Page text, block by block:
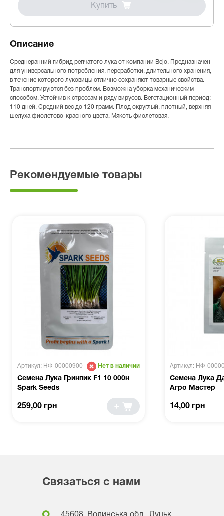
Купить
Описание
Среднеранний гибрид репчатого лука от компании Bejo. Предназначен
для универсального потребления, переработки, длительного хранения,
в течение которого луковицы отлично сохраняют товарные свойства.
Транспортируются без проблем. Возможна уборка механическим
способом. Устойчив к стрессам и ряду вирусов. Вегетационный период:
110 дней. Средний вес до 120 грамм. Плод округлый, плотный, верхняя
шелуха фиолетово-красного цвета, Мякоть фиолетовая.
Рекомендуемые товары
Артикул: НФ-00000900 Нет в наличии
Семена Лука Гринпик F1 10 000н
Spark Seeds
259,00 грн
Артикул: НФ-
Семена Лука
Агро Мастер
14,00 грн
Связаться с нами